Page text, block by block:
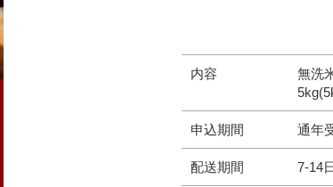
内容
無洗
申込期間 通年
配送期間 7-14